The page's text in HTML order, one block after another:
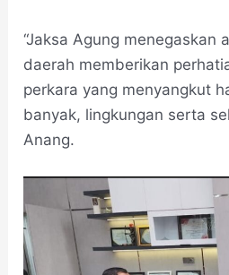
“Jaksa Agung menegaskan
daerah memberikan
perkara yang menyangkut
banyak, lingkungan serta
Anang.